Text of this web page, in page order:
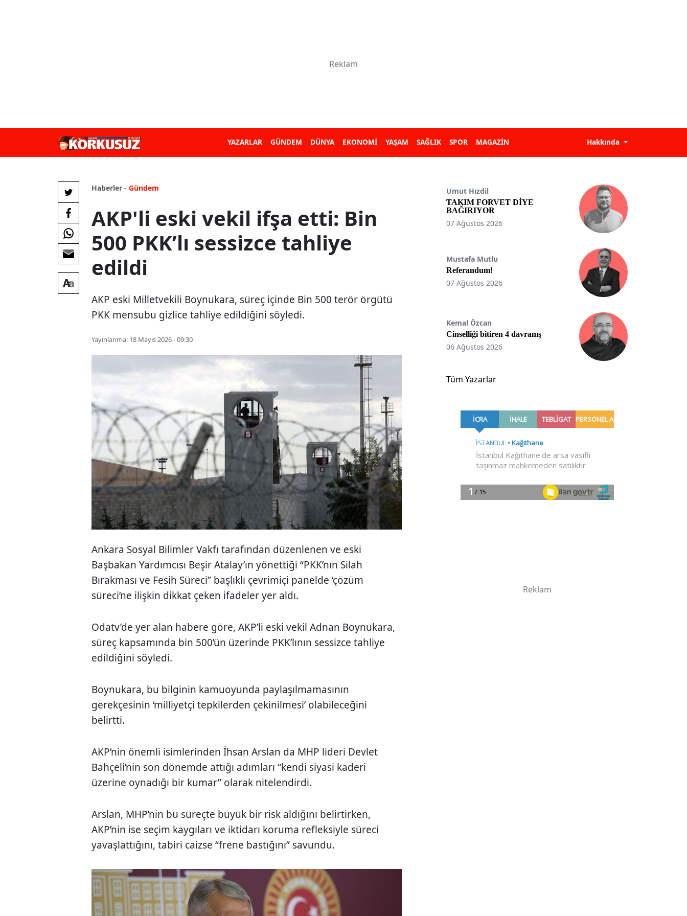
YAZARLAR GÜNDEM DÜNYA EKONOMİ YAŞAM SAĞLIK SPOR MAGAZİN Hakkında
Haberler - Gündem
AKP'li eski vekil ifşa etti: Bin
500 PKK’lı sessizce tahliye
edildi
AKP eski Milletvekili Boynukara, süreç içinde Bin 500 terör örgütü
PKK mensubu gizlice tahliye edildiğini söyledi.
Yayınlanma: 18 Mayıs 2026 - 09:30
Ankara Sosyal Bilimler Vakfı tarafından düzenlenen ve eski
Başbakan Yardımcısı Beşir Atalay’ın yönettiği “PKK’nın Silah
Bırakması ve Fesih Süreci” başlıklı çevrimiçi panelde ‘çözüm
süreci’ne ilişkin dikkat çeken ifadeler yer aldı.
Odatv’de yer alan habere göre, AKP’li eski vekil Adnan Boynukara,
süreç kapsamında bin 500’ün üzerinde PKK’lının sessizce tahliye
edildiğini söyledi.
Boynukara, bu bilginin kamuoyunda paylaşılmamasının
gerekçesinin ‘milliyetçi tepkilerden çekinilmesi’ olabileceğini
belirtti.
AKP’nin önemli isimlerinden İhsan Arslan da MHP lideri Devlet
Bahçeli’nin son dönemde attığı adımları “kendi siyasi kaderi
üzerine oynadığı bir kumar” olarak nitelendirdi.
Arslan, MHP’nin bu süreçte büyük bir risk aldığını belirtirken,
AKP’nin ise seçim kaygıları ve iktidarı koruma refleksiyle süreci
yavaşlattığını, tabiri caizse “frene bastığını” savundu.
Umut Hızdil
TAKIM FORVET DİYE
BAĞIRIYOR
07 Ağustos 2026
Mustafa Mutlu
Referandum!
07 Ağustos 2026
Kemal Özcan
Cinselliği bitiren 4 davranış
06 Ağustos 2026
Tüm Yazarlar